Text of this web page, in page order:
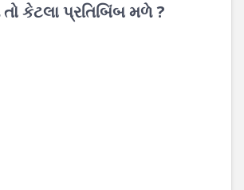
કેટલા પ્રતિબિંબ મળે ?